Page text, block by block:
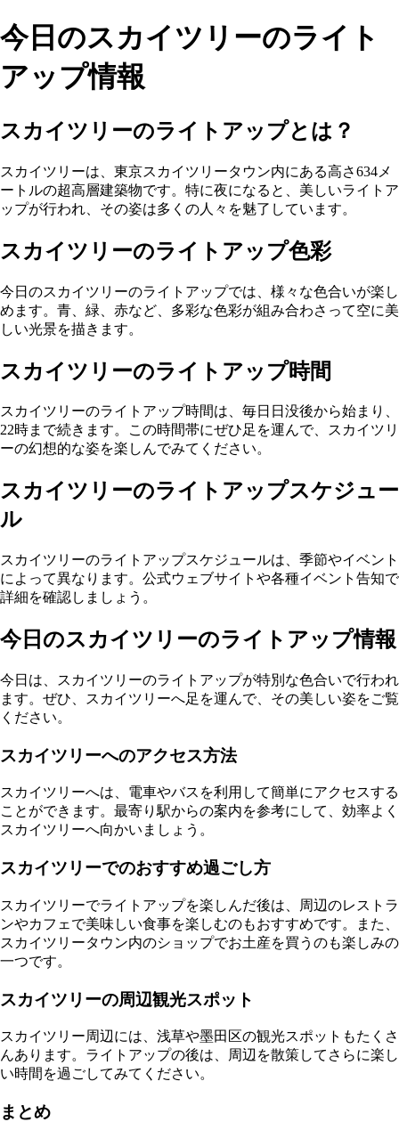
今日のスカイツリーのライト
アップ情報
スカイツリーのライトアップとは？
スカイツリーは、東京スカイツリータウン内にある高さ634メ
ートルの超高層建築物です。特に夜になると、美しいライトア
ップが行われ、その姿は多くの人々を魅了しています。
スカイツリーのライトアップ色彩
今日のスカイツリーのライトアップでは、様々な色合いが楽し
めます。青、緑、赤など、多彩な色彩が組み合わさって空に美
しい光景を描きます。
スカイツリーのライトアップ時間
スカイツリーのライトアップ時間は、毎日日没後から始まり、
22時まで続きます。この時間帯にぜひ足を運んで、スカイツリ
ーの幻想的な姿を楽しんでみてください。
スカイツリーのライトアップスケジュー
ル
スカイツリーのライトアップスケジュールは、季節やイベント
によって異なります。公式ウェブサイトや各種イベント告知で
詳細を確認しましょう。
今日のスカイツリーのライトアップ情報
今日は、スカイツリーのライトアップが特別な色合いで行われ
ます。ぜひ、スカイツリーへ足を運んで、その美しい姿をご覧
ください。
スカイツリーへのアクセス方法
スカイツリーへは、電車やバスを利用して簡単にアクセスする
ことができます。最寄り駅からの案内を参考にして、効率よく
スカイツリーへ向かいましょう。
スカイツリーでのおすすめ過ごし方
スカイツリーでライトアップを楽しんだ後は、周辺のレストラ
ンやカフェで美味しい食事を楽しむのもおすすめです。また、
スカイツリータウン内のショップでお土産を買うのも楽しみの
一つです。
スカイツリーの周辺観光スポット
スカイツリー周辺には、浅草や墨田区の観光スポットもたくさ
んあります。ライトアップの後は、周辺を散策してさらに楽し
い時間を過ごしてみてください。
まとめ